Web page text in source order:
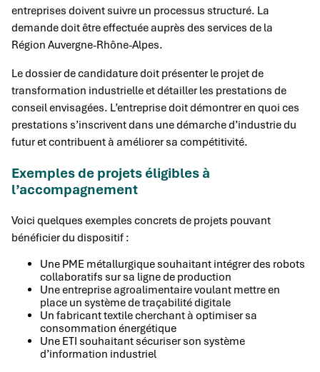
entreprises doivent suivre un processus structuré. La
demande doit être effectuée auprès des services de la
Région Auvergne-Rhône-Alpes.
Le dossier de candidature doit présenter le projet de
transformation industrielle et détailler les prestations de
conseil envisagées. L’entreprise doit démontrer en quoi ces
prestations s’inscrivent dans une démarche d’industrie du
futur et contribuent à améliorer sa compétitivité.
Exemples de projets éligibles à
l’accompagnement
Voici quelques exemples concrets de projets pouvant
bénéficier du dispositif :
Une PME métallurgique souhaitant intégrer des robots
collaboratifs sur sa ligne de production
Une entreprise agroalimentaire voulant mettre en
place un système de traçabilité digitale
Un fabricant textile cherchant à optimiser sa
consommation énergétique
Une ETI souhaitant sécuriser son système
d’information industriel